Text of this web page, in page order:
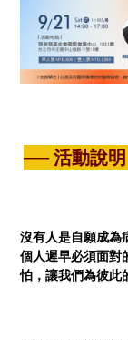
── 活動說
沒有人是自願成為
個人遲早必須面對
怕，讓我們為彼此